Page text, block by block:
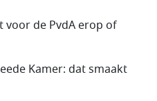
voor de PvdA erop of
Kamer: dat smaakt